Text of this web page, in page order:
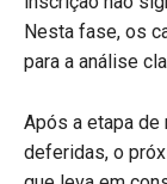
Nesta fase, os
para a análise
Após a etapa
deferidas, o